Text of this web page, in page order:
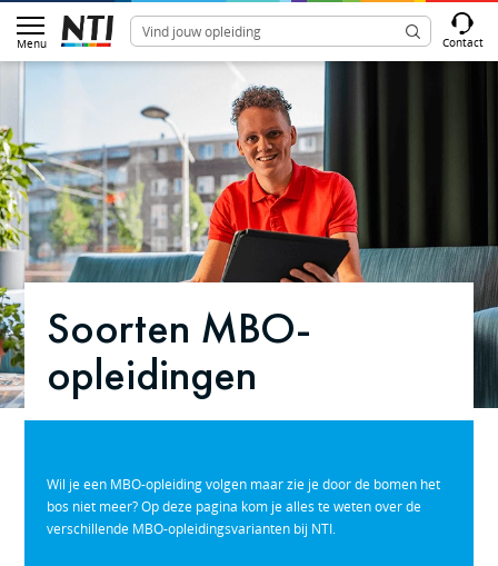
Menu Contact
Soorten MBO-
opleidingen
Wil je een MBO-opleiding volgen maar zie je door de bomen het
bos niet meer? Op deze pagina kom je alles te weten over de
verschillende MBO-opleidingsvarianten bij NTI.